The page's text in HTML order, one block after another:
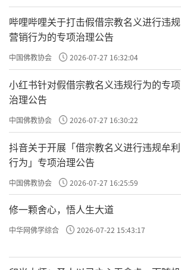
哔哩哔哩关于打击假借宗教名义进行违规
营销行为的专项治理公告
中国佛教协会 2026-07-27 16:32:04
小红书针对假借宗教名义违规行为的专项
治理公告
中国佛教协会 2026-07-27 16:30:22
抖音关于开展「借宗教名义进行违规牟利
行为」专项治理公告
中国佛教协会 2026-07-27 16:25:59
修一颗舍心，悟人生大道
中华网佛学综合 2026-07-22 15:43:17